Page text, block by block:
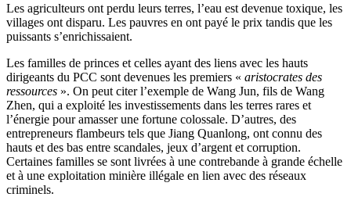
Les agriculteurs ont perdu leurs terres, l’eau est devenue toxique, les
villages ont disparu. Les pauvres en ont payé le prix tandis que les
puissants s’enrichissaient.
Les familles de princes et celles ayant des liens avec les hauts
dirigeants du PCC sont devenues les premiers « aristocrates des
ressources ». On peut citer l’exemple de Wang Jun, fils de Wang
Zhen, qui a exploité les investissements dans les terres rares et
l’énergie pour amasser une fortune colossale. D’autres, des
entrepreneurs flambeurs tels que Jiang Quanlong, ont connu des
hauts et des bas entre scandales, jeux d’argent et corruption.
Certaines familles se sont livrées à une contrebande à grande échelle
et à une exploitation minière illégale en lien avec des réseaux
criminels.